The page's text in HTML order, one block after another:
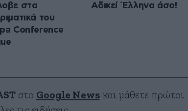
στα
του
Conference
Αδικεί Έλληνα άσο!
στο Google Newsκαι μάθετε πρώτοι